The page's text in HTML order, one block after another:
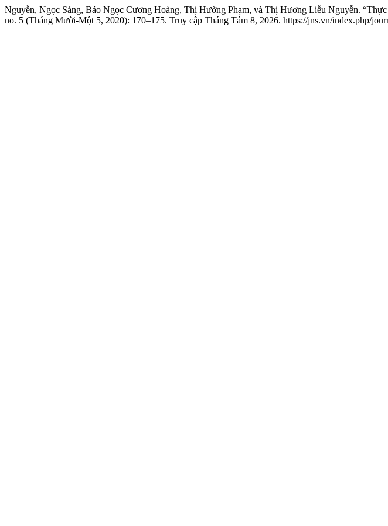
Nguyễn, Ngọc Sáng, Bảo Ngọc Cương Hoàng, Thị Hường Phạm, và Thị Hương Liễu Nguyễn.
no. 5 (Tháng Mười-Một 5, 2020): 170–175. Truy cập Tháng Tám 8, 2026. https://jns.vn/index.php/